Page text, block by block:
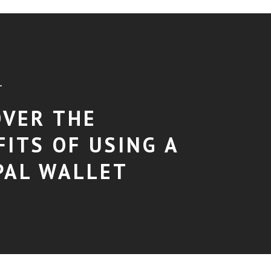
THE
OF USING A
WALLET